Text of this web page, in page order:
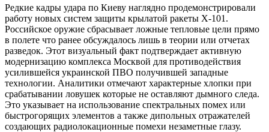
Редкие кадры удара по Киеву наглядно продемонстрировали
работу новых систем защиты крылатой ракеты Х-101.
Российское оружие сбрасывает ложные тепловые цели прямо
в полете что ранее обсуждалось лишь в теории или отчетах
разведок. Этот визуальный факт подтверждает активную
модернизацию комплекса Москвой для противодействия
усилившейся украинской ПВО получившей западные
технологии. Аналитики отмечают характерные хлопки при
срабатывании ловушек которые не оставляют дымного следа.
Это указывает на использование спектральных помех или
быстрогорящих элементов а также дипольных отражателей
создающих радиолокационные помехи незаметные глазу.